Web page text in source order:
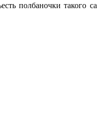
полбаночки такого